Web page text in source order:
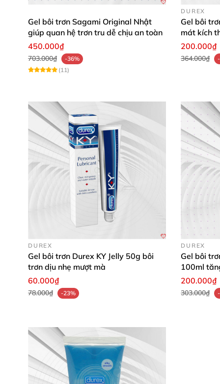
Gel bôi trơn Sagami Original Nhật
giúp quan hệ trơn tru dễ chịu an toàn
450.000₫
703.000₫
-36%
(11)
DUREX
Gel bôi
mát kích
200.000₫
364.000₫
DUREX
Gel bôi trơn Durex KY Jelly 50g bôi
trơn dịu nhẹ mượt mà
60.000₫
78.000₫ -23%
DUREX
Gel bôi
100ml
200.000₫
303.000₫